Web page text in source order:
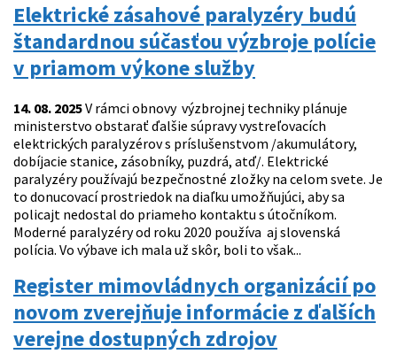
Elektrické zásahové paralyzéry budú
štandardnou súčasťou výzbroje polície
v priamom výkone služby
14. 08. 2025V rámci obnovy výzbrojnej techniky plánuje
ministerstvo obstarať ďalšie súpravy vystreľovacích
elektrických paralyzérov s príslušenstvom /akumulátory,
dobíjacie stanice, zásobníky, puzdrá, atď/. Elektrické
paralyzéry používajú bezpečnostné zložky na celom svete. Je
to donucovací prostriedok na diaľku umožňujúci, aby sa
policajt nedostal do priameho kontaktu s útočníkom.
Moderné paralyzéry od roku 2020 používa aj slovenská
polícia. Vo výbave ich mala už skôr, boli to však...
Register mimovládnych organizácií po
novom zverejňuje informácie z ďalších
verejne dostupných zdrojov